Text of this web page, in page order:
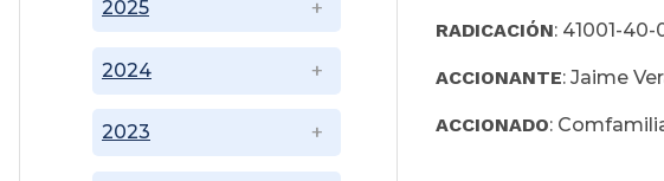
2023
2024
2025
RADICACIÓN: 41001-
ACCIONANTE: Jaime
ACCIONADO: